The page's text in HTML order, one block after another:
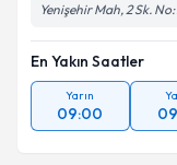
Yenişehir Mah, 2 Sk.
En Yakın Saatler
Yarın
09:00